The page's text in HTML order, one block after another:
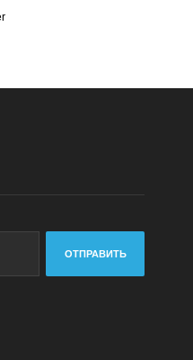
ОТПРАВИТЬ